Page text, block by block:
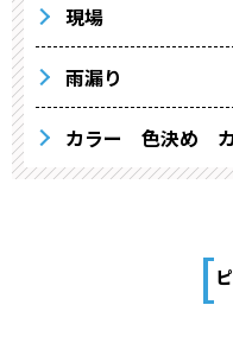
現場
雨漏り
カラー 色決め カ
[